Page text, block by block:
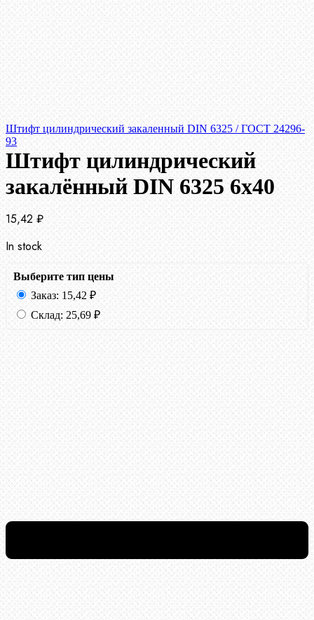
Штифт цилиндрический закаленный DIN 6325 / ГОСТ 24296-
93
Штифт цилиндрический
закалённый DIN 6325 6х40
15,42 ₽
In stock
Выберите тип цены
Заказ: 15,42 ₽
Склад: 25,69 ₽